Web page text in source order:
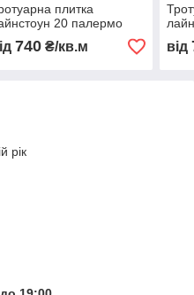
плитка
20 палермо
740₴/кв.м від
рік